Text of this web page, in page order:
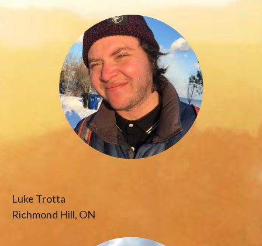
Luke Trotta
Richmond Hill, ON